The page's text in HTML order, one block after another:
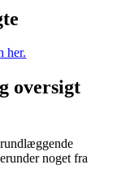
her.
oversigt
noget fra